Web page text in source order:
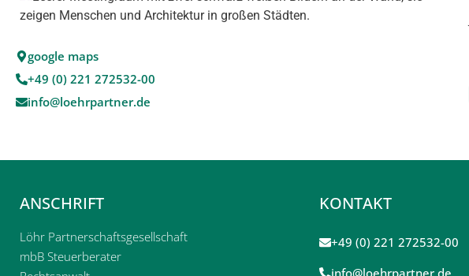
google maps
+49 (0) 221 272532-00
info@loehrpartner.de
ANSCHRIFT
Löhr Partnerschaftsgesellschaft
mbB Steuerberater
KONTAKT
+49 (0) 221 272532-00